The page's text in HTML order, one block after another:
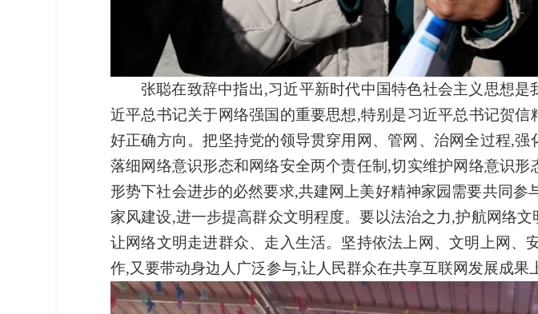
张聪在致辞中指出,习近平新时代中国特色社会主义思想
近平总书记关于网络强国的重要思想,特别是习近平总书记贺
好正确方向。把坚持党的领导贯穿用网、管网、治网全过程,
落细网络意识形态和网络安全两个责任制,切实维护网络意识
形势下社会进步的必然要求,共建网上美好精神家园需要共同
家风建设,进一步提高群众文明程度。要以法治之力,护航网络
让网络文明走进群众、走入生活。坚持依法上网、文明上网
作,又要带动身边人广泛参与,让人民群众在共享互联网发展成果